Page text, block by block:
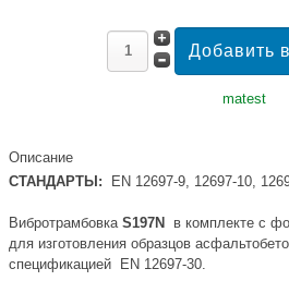
matest
Описание
СТАНДАРТЫ: EN 12697-9, 12697-10,
Вибротрамбовка S197N в комплекте с
для изготовления образцов
спецификацией EN 12697-30.